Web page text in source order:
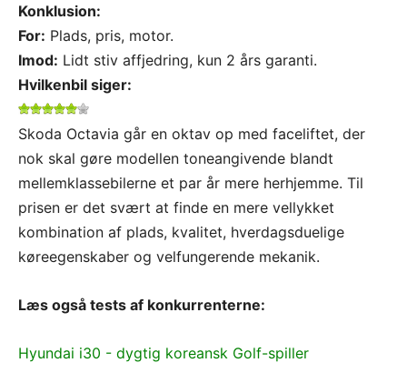
Konklusion:
For: Plads, pris, motor.
Imod: Lidt stiv affjedring, kun 2 års garanti.
Hvilkenbil siger:
Skoda Octavia går en oktav op med faceliftet, der
nok skal gøre modellen toneangivende blandt
mellemklassebilerne et par år mere herhjemme. Til
prisen er det svært at finde en mere vellykket
kombination af plads, kvalitet, hverdagsduelige
køreegenskaber og velfungerende mekanik.
Læs også tests af konkurrenterne:
Hyundai i30 - dygtig koreansk Golf-spiller